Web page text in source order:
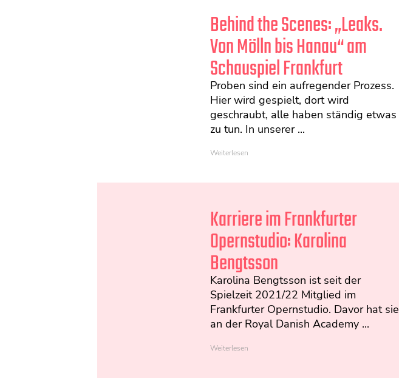
Behind the Scenes: „Leaks.
Von Mölln bis Hanau“ am
Schauspiel Frankfurt
Proben sind ein aufregender Prozess.
Hier wird gespielt, dort wird
geschraubt, alle haben ständig etwas
zu tun. In unserer ...
Weiterlesen
Karriere im Frankfurter
Opernstudio: Karolina
Bengtsson
Karolina Bengtsson ist seit der
Spielzeit 2021/22 Mitglied im
Frankfurter Opernstudio. Davor hat sie
an der Royal Danish Academy ...
Weiterlesen